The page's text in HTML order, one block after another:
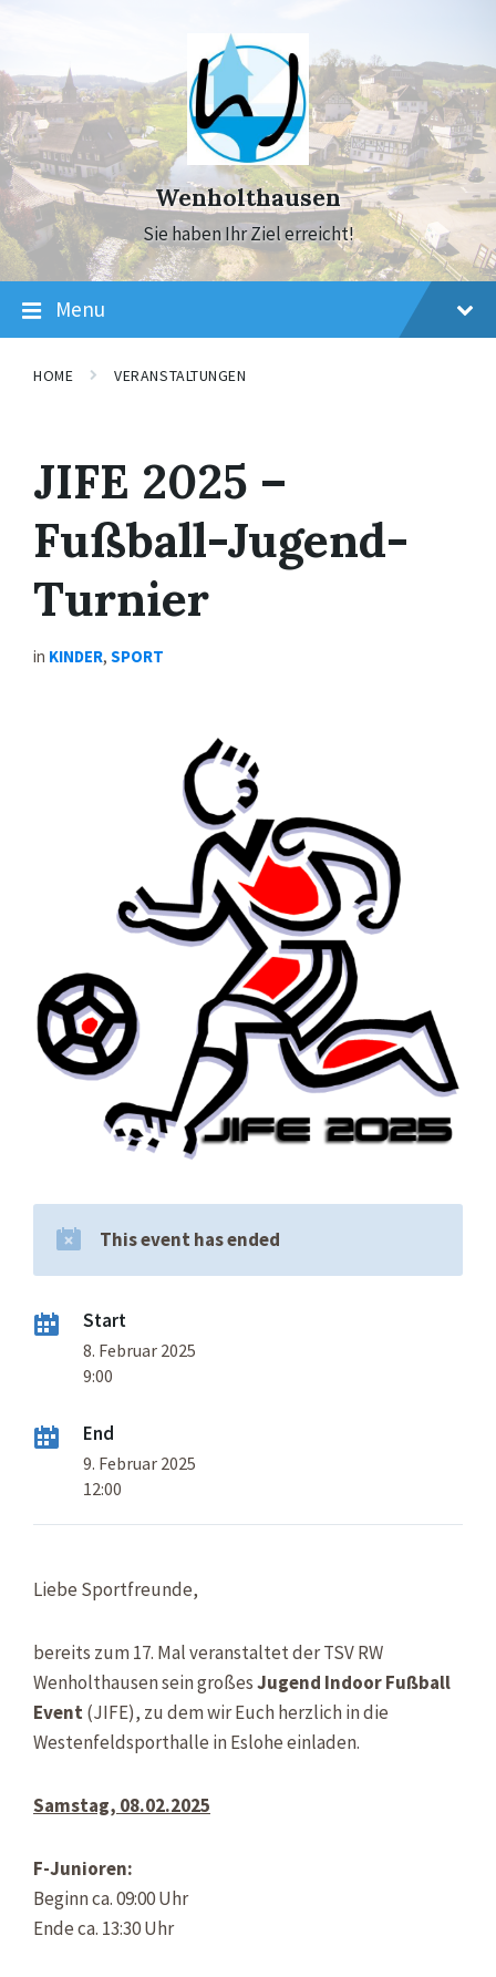
navigation
Wenholthausen
Sie haben Ihr Ziel erreicht!
Menu
HOME VERANSTALTUNGEN
JIFE 2025 –
Fußball-Jugend-
Turnier
in KINDER, SPORT
This event has ended
Start
8. Februar 2025
9:00
End
9. Februar 2025
12:00
Liebe Sportfreunde,
bereits zum 17. Mal veranstaltet der TSV RW
Wenholthausen sein großesJugend Indoor Fußball
Event(JIFE), zu dem wir Euch herzlich in die
Westenfeldsporthalle in Eslohe einladen.
Samstag, 08.02.2025
F-Junioren:
Beginn ca. 09:00 Uhr
Ende ca. 13:30 Uhr